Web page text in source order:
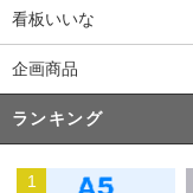
看板いいな
企画商品
ランキング
1